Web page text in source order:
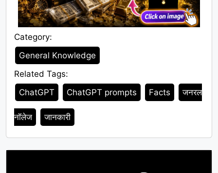
Category:
Category
General Knowledge
Related Tags:
Tags
ChatGPT ChatGPT prompts Facts जनरल
नॉलेज जानकारी